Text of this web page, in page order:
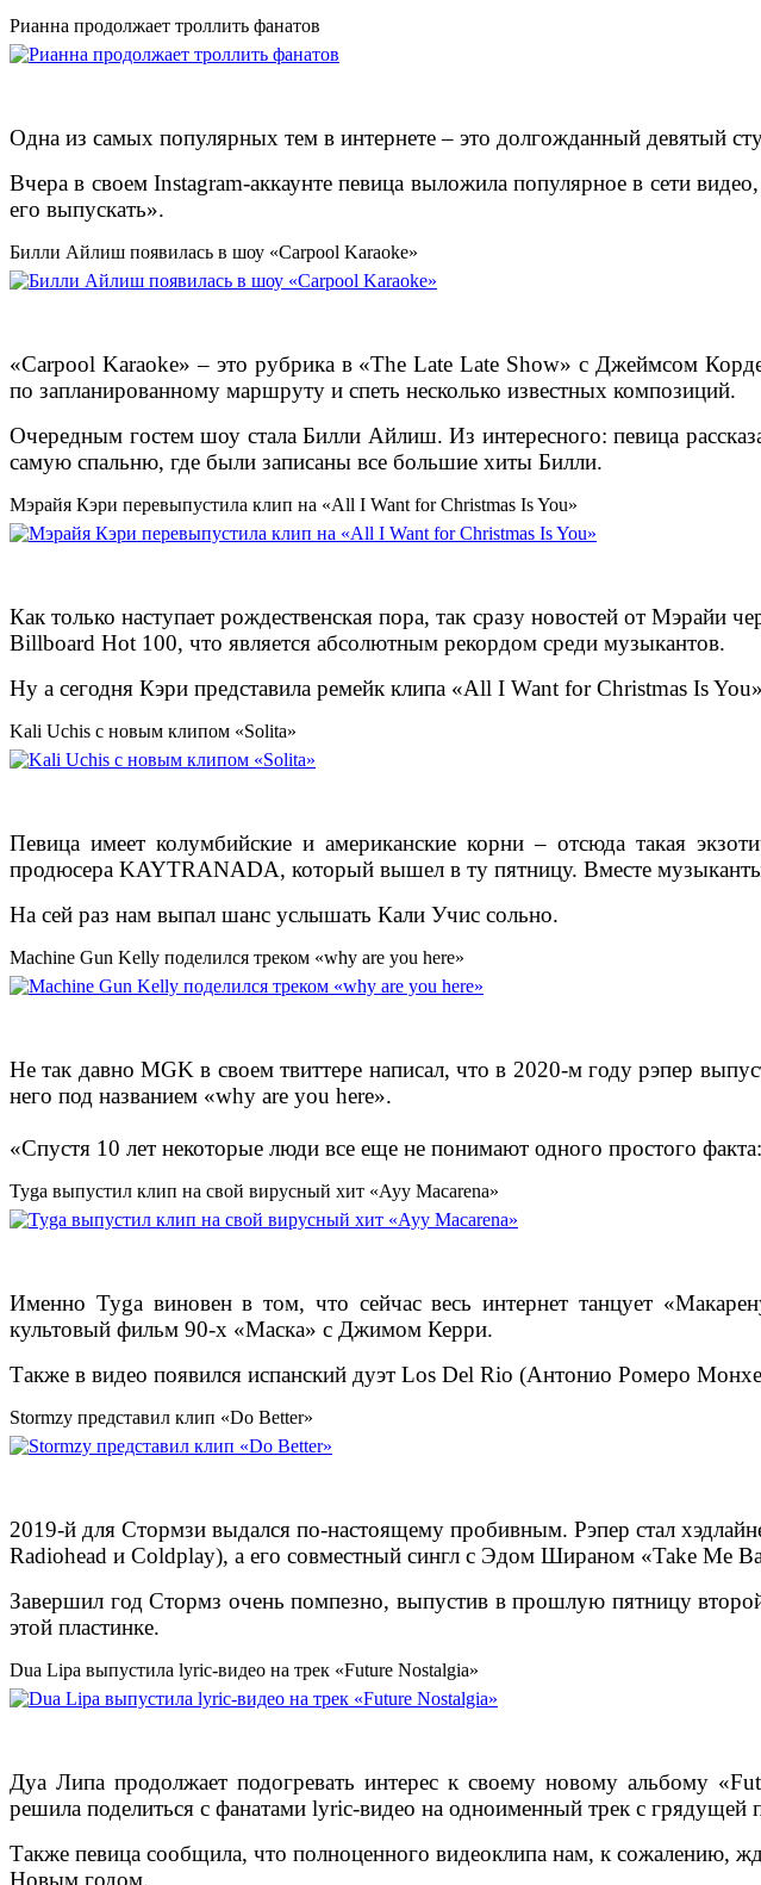
Рианна продолжает троллить фанатов
Одна из самых популярных тем в интернете – это долгожданный девятый
Вчера в своем Instagram-аккаунте певица выложила популярное в сети
его выпускать».
Билли Айлиш появилась в шоу «Carpool Karaoke»
«Carpool Karaoke» – это рубрика в «The Late Late Show» с Джеймсом
по запланированному маршруту и спеть несколько известных композиций.
Очередным гостем шоу стала Билли Айлиш. Из интересного: певица
самую спальню, где были записаны все большие хиты Билли.
Мэрайя Кэри перевыпустила клип на «All I Want for Christmas Is You»
Как только наступает рождественская пора, так сразу новостей от
Billboard Hot 100, что является абсолютным рекордом среди музыкантов.
Ну а сегодня Кэри представила ремейк клипа «All I Want for Christmas Is
Kali Uchis с новым клипом «Solita»
Певица имеет колумбийские и американские корни – отсюда такая
продюсера KAYTRANADA, который вышел в ту пятницу. Вместе
На сей раз нам выпал шанс услышать Кали Учис сольно.
Machine Gun Kelly поделился треком «why are you here»
Не так давно MGK в своем твиттере написал, что в 2020-м году рэпер
него под названием «why are you here».
«Спустя 10 лет некоторые люди все еще не понимают одного простого
Tyga выпустил клип на свой вирусный хит «Ayy Macarena»
Именно Tyga виновен в том, что сейчас весь интернет танцует
культовый фильм 90-х «Маска» с Джимом Керри.
Также в видео появился испанский дуэт Los Del Rio (Антонио Ромеро
Stormzy представил клип «Do Better»
2019-й для Стормзи выдался по-настоящему пробивным. Рэпер стал
Radiohead и Coldplay), а его совместный сингл с Эдом Шираном «Take Me
Завершил год Стормз очень помпезно, выпустив в прошлую пятницу
этой пластинке.
Dua Lipa выпустила lyric-видео на трек «Future Nostalgia»
Дуа Липа продолжает подогревать интерес к своему новому альбому
решила поделиться с фанатами lyric-видео на одноименный трек с грядущей
Также певица сообщила, что полноценного видеоклипа нам, к сожалению,